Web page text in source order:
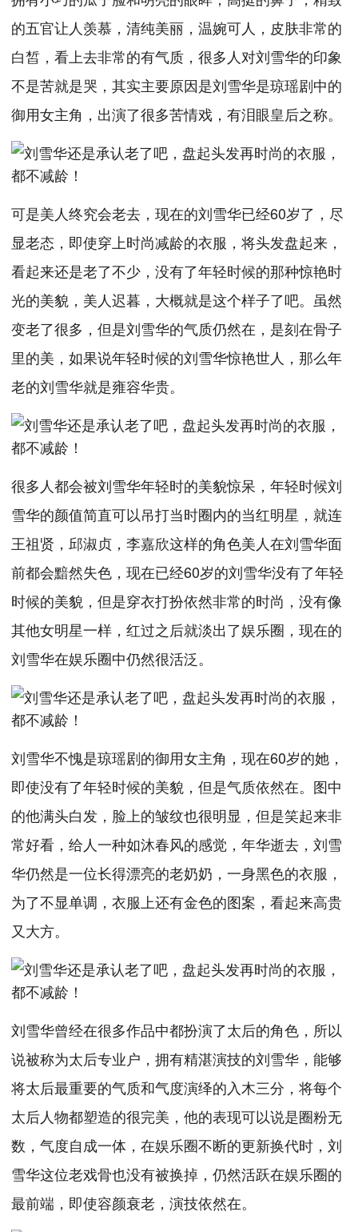
的五官让人羡慕，清纯美丽，温婉可人，皮肤非常的
白皙，看上去非常的有气质，很多人对刘雪华的印象
不是苦就是哭，其实主要原因是刘雪华是琼瑶剧中的
御用女主角，出演了很多苦情戏，有泪眼皇后之称。
可是美人终究会老去，现在的刘雪华已经60岁了，尽
显老态，即使穿上时尚减龄的衣服，将头发盘起来，
看起来还是老了不少，没有了年轻时候的那种惊艳时
光的美貌，美人迟暮，大概就是这个样子了吧。虽然
变老了很多，但是刘雪华的气质仍然在，是刻在骨子
里的美，如果说年轻时候的刘雪华惊艳世人，那么年
老的刘雪华就是雍容华贵。
很多人都会被刘雪华年轻时的美貌惊呆，年轻时候刘
雪华的颜值简直可以吊打当时圈内的当红明星，就连
王祖贤，邱淑贞，李嘉欣这样的角色美人在刘雪华面
前都会黯然失色，现在已经60岁的刘雪华没有了年轻
时候的美貌，但是穿衣打扮依然非常的时尚，没有像
其他女明星一样，红过之后就淡出了娱乐圈，现在的
刘雪华在娱乐圈中仍然很活泛。
刘雪华不愧是琼瑶剧的御用女主角，现在60岁的她，
即使没有了年轻时候的美貌，但是气质依然在。图中
的他满头白发，脸上的皱纹也很明显，但是笑起来非
常好看，给人一种如沐春风的感觉，年华逝去，刘雪
华仍然是一位长得漂亮的老奶奶，一身黑色的衣服，
为了不显单调，衣服上还有金色的图案，看起来高贵
又大方。
刘雪华曾经在很多作品中都扮演了太后的角色，所以
说被称为太后专业户，拥有精湛演技的刘雪华，能够
将太后最重要的气质和气度演绎的入木三分，将每个
太后人物都塑造的很完美，他的表现可以说是圈粉无
数，气度自成一体，在娱乐圈不断的更新换代时，刘
雪华这位老戏骨也没有被换掉，仍然活跃在娱乐圈的
最前端，即使容颜衰老，演技依然在。